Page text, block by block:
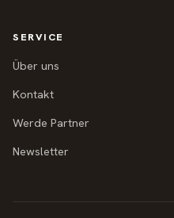
SERVICE
Über uns
Kontakt
Werde Partner
Newsletter